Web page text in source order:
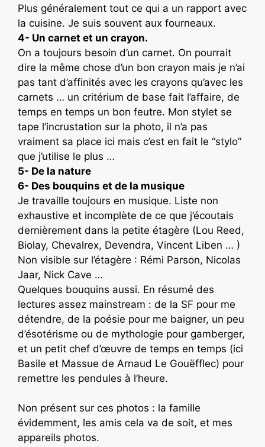
Plus généralement tout ce qui a un rapport avec
la cuisine. Je suis souvent aux fourneaux.
4- Un carnet et un crayon.
On a toujours besoin d’un carnet. On pourrait
dire la même chose d’un bon crayon mais je n’ai
pas tant d’affinités avec les crayons qu’avec les
carnets … un critérium de base fait l’affaire, de
temps en temps un bon feutre. Mon stylet se
tape l’incrustation sur la photo, il n’a pas
vraiment sa place ici mais c’est en fait le “stylo”
que j’utilise le plus …
5- De la nature
6- Des bouquins et de la musique
Je travaille toujours en musique. Liste non
exhaustive et incomplète de ce que j’écoutais
dernièrement dans la petite étagère (Lou Reed,
Biolay, Chevalrex, Devendra, Vincent Liben … )
Non visible sur l’étagère : Rémi Parson, Nicolas
Jaar, Nick Cave …
Quelques bouquins aussi. En résumé des
lectures assez mainstream : de la SF pour me
détendre, de la poésie pour me baigner, un peu
d’ésotérisme ou de mythologie pour gamberger,
et un petit chef d’œuvre de temps en temps (ici
Basile et Massue de Arnaud Le Gouëfflec) pour
remettre les pendules à l’heure.
Non présent sur ces photos : la famille
évidemment, les amis cela va de soit, et mes
appareils photos.